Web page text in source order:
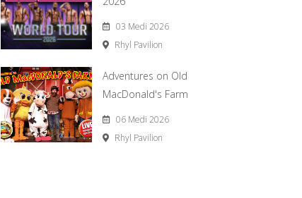
03 Medi 2026
Rhyl Pavilion
Adventures on Old
MacDonald's Farm
06 Medi 2026
Rhyl Pavilion